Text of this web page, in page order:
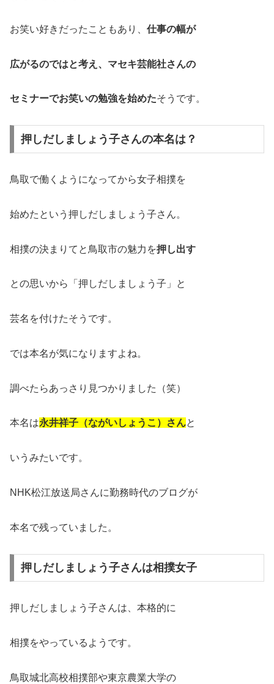
お笑い好きだったこともあり、 仕事の幅が
広がるのではと考え、マセキ芸能社さんの
セミナーでお笑いの勉強を始めたそうです。
押しだしましょう子さんの本名は？
鳥取で働くようになってから女子相撲を
始めたという押しだしましょう子さん。
相撲の決まりてと鳥取市の魅力を押し出す
との思いから「押しだしましょう子」と
芸名を付けたそうです。
では本名が気になりますよね。
調べたらあっさり見つかりました（笑）
本名は永井祥子（ながいしょうこ）さんと
いうみたいです。
NHK松江放送局さんに勤務時代のブログが
本名で残っていました。
押しだしましょう子さんは相撲女子
押しだしましょう子さんは、本格的に
相撲をやっているようです。
鳥取城北高校相撲部や東京農業大学の